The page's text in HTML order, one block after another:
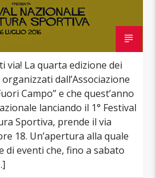
via! La quarta edizione dei
dall’Associazione
Campo” e che quest’anno
lanciando il 1° Festival
Sportiva, prende il via
18. Un’apertura alla quale
di eventi che, fino a sabato